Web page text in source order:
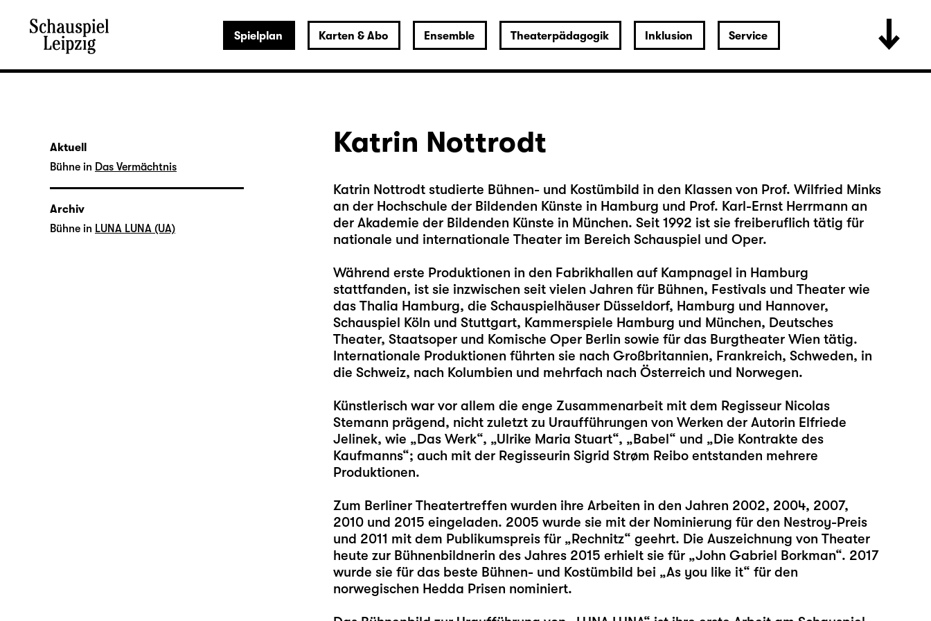
Spielplan Karten & Abo Ensemble Theaterpädagogik Inklusion Service
Katrin Nottrodt
Katrin Nottrodt studierte Bühnen- und Kostümbild in den Klassen von Prof. Wilfried Minks
an der Hochschule der Bildenden Künste in Hamburg und Prof. Karl-Ernst Herrmann an
der Akademie der Bildenden Künste in München. Seit 1992 ist sie freiberuflich tätig für
nationale und internationale Theater im Bereich Schauspiel und Oper.
Während erste Produktionen in den Fabrikhallen auf Kampnagel in Hamburg
stattfanden, ist sie inzwischen seit vielen Jahren für Bühnen, Festivals und Theater wie
das Thalia Hamburg, die Schauspielhäuser Düsseldorf, Hamburg und Hannover,
Schauspiel Köln und Stuttgart, Kammerspiele Hamburg und München, Deutsches
Theater, Staatsoper und Komische Oper Berlin sowie für das Burgtheater Wien tätig.
Internationale Produktionen führten sie nach Großbritannien, Frankreich, Schweden, in
die Schweiz, nach Kolumbien und mehrfach nach Österreich und Norwegen.
Künstlerisch war vor allem die enge Zusammenarbeit mit dem Regisseur Nicolas
Stemann prägend, nicht zuletzt zu Uraufführungen von Werken der Autorin Elfriede
Jelinek, wie „Das Werk“, „Ulrike Maria Stuart“, „Babel“ und „Die Kontrakte des
Kaufmanns“; auch mit der Regisseurin Sigrid Strøm Reibo entstanden mehrere
Produktionen.
Zum Berliner Theatertreffen wurden ihre Arbeiten in den Jahren 2002, 2004, 2007,
2010 und 2015 eingeladen. 2005 wurde sie mit der Nominierung für den Nestroy-Preis
und 2011 mit dem Publikumspreis für „Rechnitz“ geehrt. Die Auszeichnung von Theater
heute zur Bühnenbildnerin des Jahres 2015 erhielt sie für „John Gabriel Borkman“. 2017
wurde sie für das beste Bühnen- und Kostümbild bei „As you like it“ für den
norwegischen Hedda Prisen nominiert.
Aktuell
Bühne in Das Vermächtnis
Archiv
Bühne in LUNA LUNA (UA)